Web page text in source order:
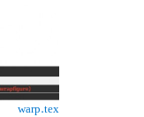
warp.tex